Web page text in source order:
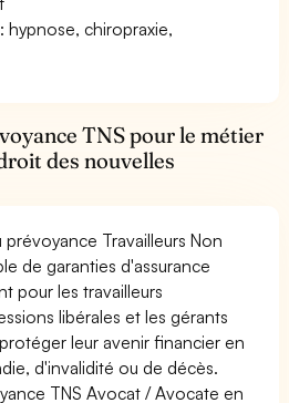
hypnose, chiropraxie,
TNS pour le métier
des nouvelles
Travailleurs Non
de garanties d'assurance
pour les travailleurs
libérales et les gérants
leur avenir financier en
d'invalidité ou de décès.
TNS Avocat / Avocate en